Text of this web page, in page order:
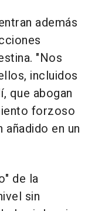
además
"Nos
incluidos
que abogan
forzoso
en un
de la
sin